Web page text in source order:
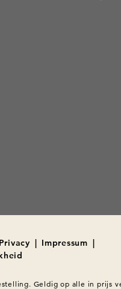
Privacy | Impressum |
Geldig op alle in prijs